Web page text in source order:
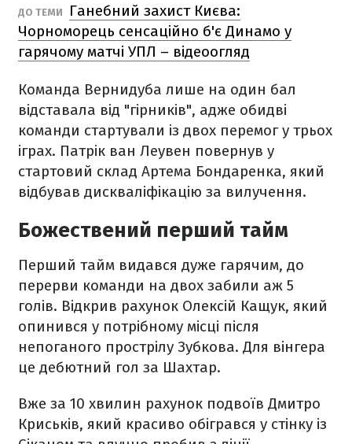
ДО ТЕМИ
Ганебний захист Києва:
Чорноморець сенсаційно б'є Динамо у
гарячому матчі УПЛ – відеоогляд
Команда Вернидуба лише на один бал
відставала від "гірників", адже обидві
команди стартували із двох перемог у трьох
іграх. Патрік ван Леувен повернув у
стартовий склад Артема Бондаренка, який
відбував дискваліфікацію за вилучення.
Божествений перший тайм
Перший тайм видався дуже гарячим, до
перерви команди на двох забили аж 5
голів. Відкрив рахунок Олексій Кащук, який
опинився у потрібному місці після
непоганого прострілу Зубкова. Для вінгера
це дебютний гол за Шахтар.
Вже за 10 хвилин рахунок подвоїв Дмитро
Криськів, який красиво обігрався у стінку із